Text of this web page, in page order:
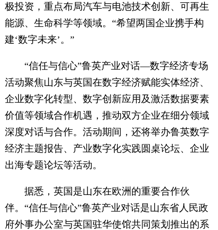
极投资，重点布局汽车与电池技术创新、可再生
能源、生命科学等领域。“希望两国企业携手构
建‘数字未来’。”
“信任与信心”鲁英产业对话—数字经济专场
活动聚焦山东与英国在数字经济赋能实体经济、
企业数字化转型、数字创新应用及激活数据要素
价值等领域合作机遇，推动双方企业在细分领域
深度对话与合作。活动期间，还将举办鲁英数字
经济主题报告、产业数字化实践圆桌论坛、企业
出海专题论坛等活动。
据悉，英国是山东在欧洲的重要合作伙
伴。“信任与信心”鲁英产业对话是山东省人民政
府外事办公室与英国驻华使馆共同策划推出的系